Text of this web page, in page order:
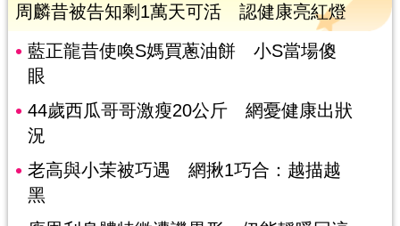
周麟昔被告知剩1萬天可活 認健康亮紅燈
藍正龍昔使喚S媽買蔥油餅 小S當場傻
眼
44歲西瓜哥哥激瘦20公斤 網憂健康出狀
況
老高與小茉被巧遇 網揪1巧合：越描越
黑